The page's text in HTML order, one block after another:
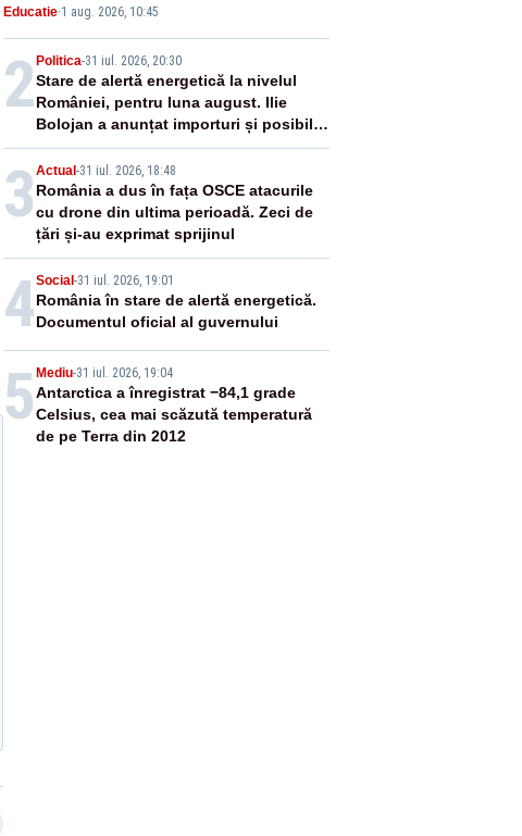
licență, masterat și doctorat
Educatie·1 aug. 2026, 10:45
2Politica-31 iul. 2026, 20:30
Stare de alertă energetică la nivelul
României, pentru luna august. Ilie
Bolojan a anunțat importuri și posibile
restricții – VIDEO
3 Actual-31 iul. 2026, 18:48
România a dus în fața OSCE atacurile
cu drone din ultima perioadă. Zeci de
țări și-au exprimat sprijinul
4Social-31 iul. 2026, 19:01
România în stare de alertă energetică.
Documentul oficial al guvernului
5 Mediu-31 iul. 2026, 19:04
Antarctica a înregistrat −84,1 grade
Celsius, cea mai scăzută temperatură
de pe Terra din 2012